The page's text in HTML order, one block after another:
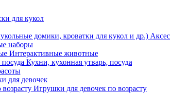
для кукол
наборы
Интерактивные животные
Кухни, кухонная утварь, посуда
для девочек
Игрушки для девочек по возрасту